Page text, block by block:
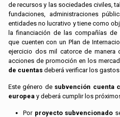
de recursos y las sociedades civiles,
fundaciones, administraciones
entidades no lucrativo y tiene como
la financiación de las compañías de
que cuenten con un Plan de
ejercicio dos mil catorce de manera
acciones de promoción en los
de cuentas deberá verificar los
Este género de subvención cuenta
europea y deberá cumplir los
Por proyecto subvencionado